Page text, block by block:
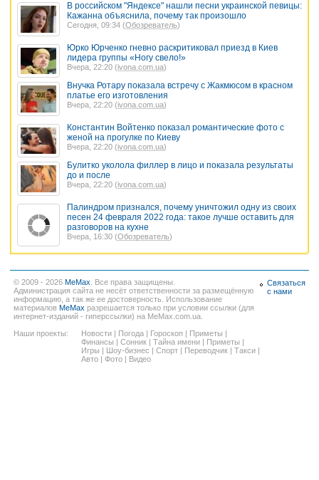
В российском "Яндексе" нашли песни украинской певицы:
Кажанна объяснила, почему так произошло
Сегодня, 09:34 (Обозреватель)
Юрко Юрченко гневно раскритиковал приезд в Киев
лидера группы «Ногу свело!»
Вчера, 22:20 (ivona.com.ua)
Внучка Ротару показала встречу с Жакмюсом в красном
платье его изготовления
Вчера, 22:20 (ivona.com.ua)
Константин Войтенко показал романтические фото с
женой на прогулке по Киеву
Вчера, 22:20 (ivona.com.ua)
Булитко уколола филлер в лицо и показала результаты
до и после
Вчера, 22:20 (ivona.com.ua)
Палиндром признался, почему уничтожил одну из своих
песен 24 февраля 2022 года: такое лучше оставить для
разговоров на кухне
Вчера, 16:30 (Обозреватель)
© 2009 - 2026 MeMax . Все права защищены.
Администрация сайта не несёт ответственности за размещённую
информацию, а так же ее достоверность. Использование
материалов MeMax разрешается только при условии ссылки (для
интернет-изданий - гиперссылки) на MeMax.com.ua.
Наши проекты:
Новости | Погода | Гороскоп | Приметы |
Финансы | Сонник | Тайна имени | Приметы |
Игры | Шоу-бизнес | Спорт | Переводчик | Такси |
Авто | Фото | Видео
Связаться
с нами